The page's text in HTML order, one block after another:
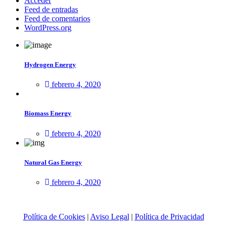
Feed de entradas
Feed de comentarios
WordPress.org
Hydrogen Energy
febrero 4, 2020
Biomass Energy
febrero 4, 2020
Natural Gas Energy
febrero 4, 2020
Política de Cookies| Aviso Legal | Política de Privacidad